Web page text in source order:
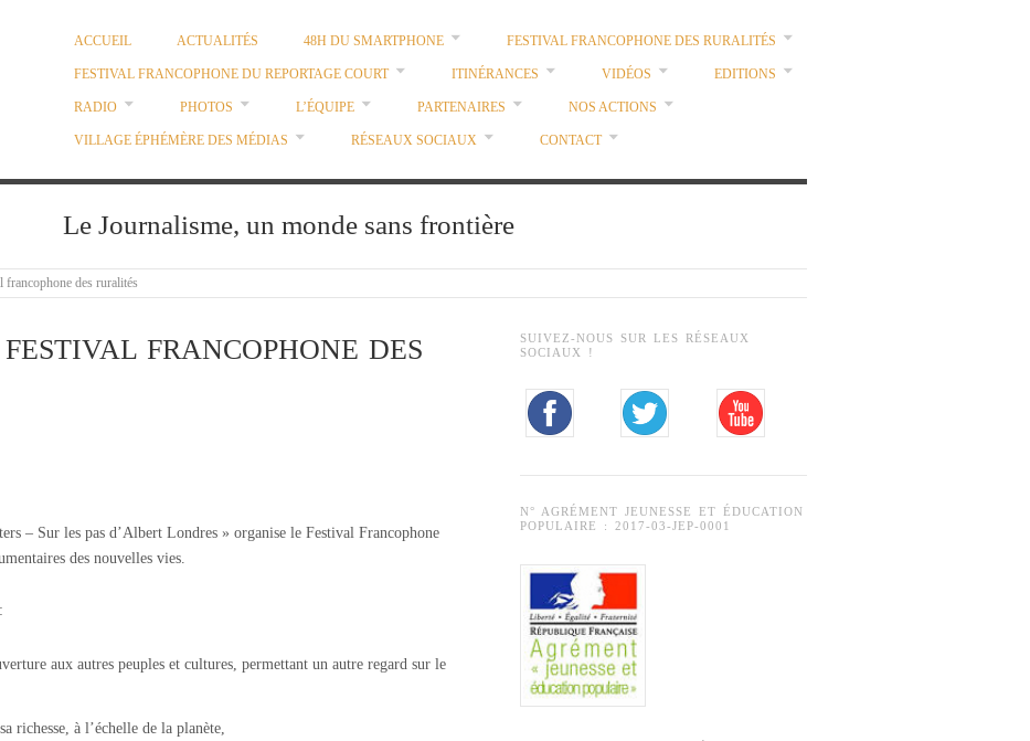
ACCUEIL ACTUALITÉS 48H DU SMARTPHONE FESTIVAL FRANCOPHONE DES RURALITÉS
FESTIVAL FRANCOPHONE DU REPORTAGE COURT ITINÉRANCES VIDÉOS EDITIONS
RADIO PHOTOS L’ÉQUIPE PARTENAIRES NOS ACTIONS
VILLAGE ÉPHÉMÈRE DES MÉDIAS RÉSEAUX SOCIAUX CONTACT
Le Journalisme, un monde sans frontière
francophone des ruralités
FRANCOPHONE DES
– Sur les pas d’Albert Londres » organise le Festival Francophone
des nouvelles vies.
aux autres peuples et cultures, permettant un autre regard sur le
richesse, à l’échelle de la planète,
SUIVEZ-NOUS SUR LES RÉSEAUX
SOCIAUX !
N° AGRÉMENT JEUNESSE ET ÉDUCATION
POPULAIRE : 2017-03-JEP-0001